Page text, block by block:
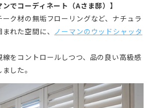
ンでコーディネート（Aさま邸）】
ク材の無垢フローリングなど、ナチュラ
れた空間に、 ノーマンのウッドシャッタ
をコントロールしつつ、品の良い高級感
した。